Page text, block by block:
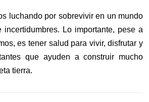
luchando por sobrevivir en un mundo
Lo importante, pese a
es tener salud para vivir, disfrutar y
que ayuden a construir mucho
tierra.